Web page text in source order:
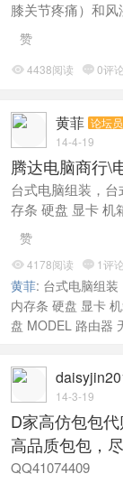
膝关节疼痛）和
赞
4438阅读 0评论
黄菲 论坛
14-4-19
腾达电脑商行\
台式电脑组装，
存条 硬盘 显卡 机
赞
4178阅读  1评论
黄菲: 台式电脑组
内存条 硬盘 显卡
盘 MODEL 路由器
班，现有合伙电脑
仁和朋友可以找我
错，第二次不来是
联系号：
14-3-19
D家高仿包包
高品质包包，
QQ41074409